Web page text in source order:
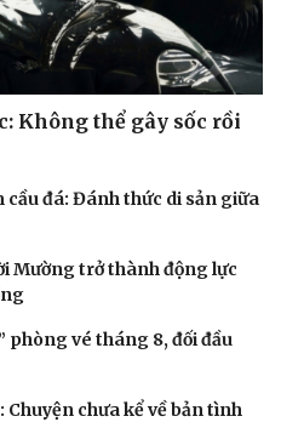
Không thể gây sốc rồi
cầu đá: Đánh thức di sản giữa
Mường trở thành động lực
phòng vé tháng 8, đối đầu
chưa kể về bản tình